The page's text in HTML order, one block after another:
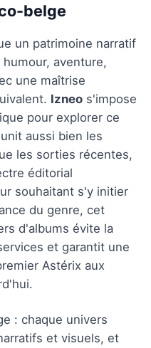
belge
un patrimoine narratif
aventure,
une maîtrise
Izneo s'impose
pour explorer ce
aussi bien les
les sorties récentes,
éditorial
souhaitant s'y initier
du genre, cet
d'albums évite la
et garantit une
Astérix aux
: chaque univers
et visuels, et